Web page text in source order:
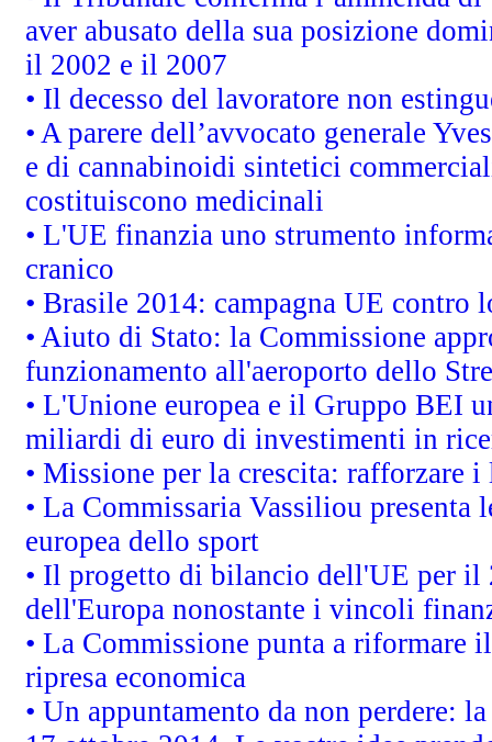
aver abusato della sua posizione
il 2002 e il 2007
• Il decesso del lavoratore non
• A parere dell’avvocato generale
e di cannabinoidi sintetici
costituiscono medicinali
• L'UE finanzia uno strumento
cranico
• Brasile 2014: campagna UE contro
• Aiuto di Stato: la Commissione
funzionamento all'aeroporto dello
• L'Unione europea e il Gruppo BEI
miliardi di euro di investimenti in
• Missione per la crescita: rafforzare
• La Commissaria Vassiliou
europea dello sport
• Il progetto di bilancio dell'UE per il
dell'Europa nonostante i vincoli
• La Commissione punta a riformare
ripresa economica
• Un appuntamento da non perdere: